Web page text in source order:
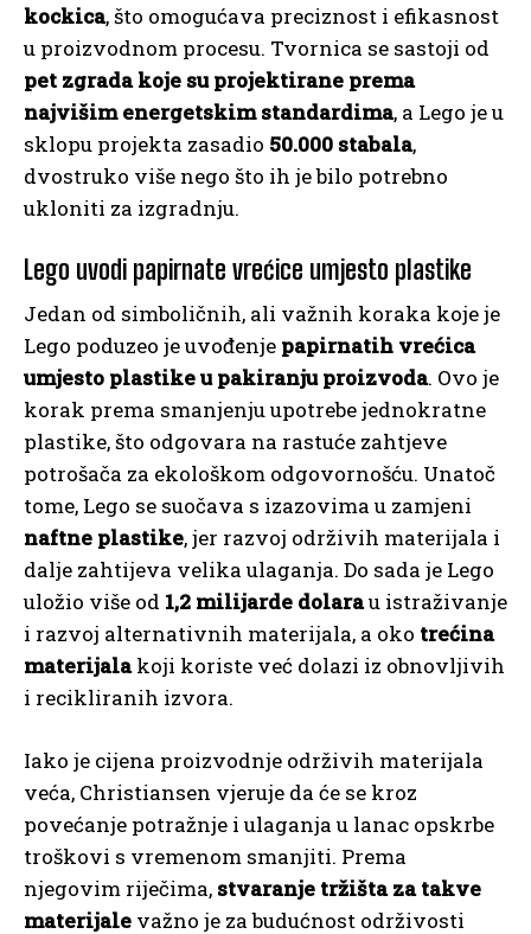
kockica, što omogućava preciznost i efikasnost
u proizvodnom procesu. Tvornica se sastoji od
pet zgrada koje su projektirane prema
najvišim energetskim standardima, a Lego je u
sklopu projekta zasadio 50.000 stabala,
dvostruko više nego što ih je bilo potrebno
ukloniti za izgradnju.
Lego uvodi papirnate vrećice umjesto plastike
Jedan od simboličnih, ali važnih koraka koje je
Lego poduzeo je uvođenje papirnatih vrećica
umjesto plastike u pakiranju proizvoda. Ovo je
korak prema smanjenju upotrebe jednokratne
plastike, što odgovara na rastuće zahtjeve
potrošača za ekološkom odgovornošću. Unatoč
tome, Lego se suočava s izazovima u zamjeni
naftne plastike, jer razvoj održivih materijala i
dalje zahtijeva velika ulaganja. Do sada je Lego
uložio više od 1,2 milijarde dolarau istraživanje
i razvoj alternativnih materijala, a oko trećina
materijalakoji koriste već dolazi iz obnovljivih
i recikliranih izvora.
Iako je cijena proizvodnje održivih materijala
veća, Christiansen vjeruje da će se kroz
povećanje potražnje i ulaganja u lanac opskrbe
troškovi s vremenom smanjiti. Prema
njegovim riječima, stvaranje tržišta za takve
materijale važno je za budućnost održivosti